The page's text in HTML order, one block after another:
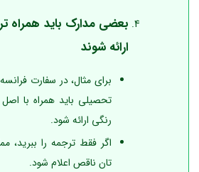
بعضی مدارک باید
ارائه شوند
برای مثال، در سفارت
تحصیلی باید همراه با
رنگی ارائه شود.
اگر فقط ترجمه را ببرید،
تان ناقص اعلام شود.